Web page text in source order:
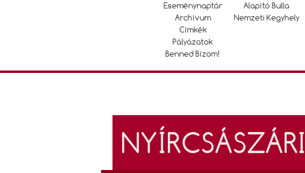
Eseménynaptár
Archívum
Címkék
Pályázatok
Benned Bízom!
Alapító Bulla
Nemzeti Kegyhely
NYÍRCSÁSZÁRI